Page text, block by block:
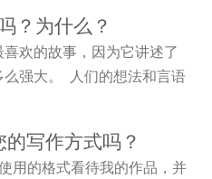
？为什么？
欢的故事，因为它讲述了
强大。 人们的想法和言语
写作方式吗？
用的格式看待我的作品，并